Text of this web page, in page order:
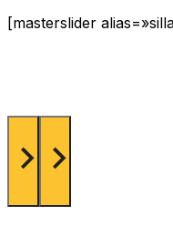
[masterslider